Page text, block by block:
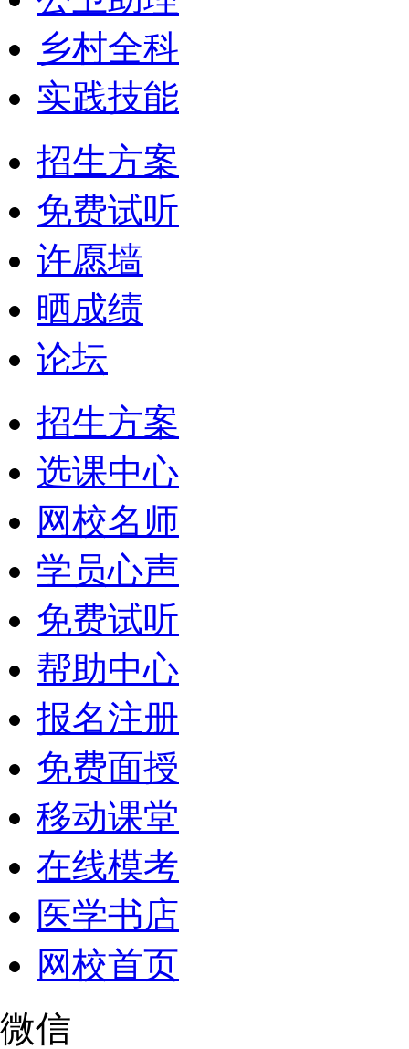
乡村全科
实践技能
招生方案
免费试听
许愿墙
晒成绩
论坛
招生方案
选课中心
网校名师
学员心声
免费试听
帮助中心
报名注册
免费面授
移动课堂
在线模考
医学书店
网校首页
微信